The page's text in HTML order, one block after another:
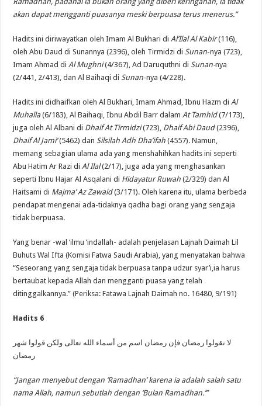
akan dapat mengganti puasanya meski berpuasa terus menerus.”
Hadits ini diriwayatkan oleh Imam Al Bukhari diAl’Ilal Al Kabir(116),
oleh Abu Daud di Sunannya (2396), oleh Tirmidzi di Sunan-nya (723),
Imam Ahmad diAl Mughni(4/367), Ad Daruquthni di Sunan-nya
(2/441, 2/413), dan Al Baihaqi di Sunan-nya (4/228).
Hadits ini didhaifkan oleh Al Bukhari, Imam Ahmad, Ibnu Hazm diAl
Muhalla(6/183), Al Baihaqi, Ibnu Abdil Barr dalamAt Tamhid(7/173),
juga oleh Al Albani di Dhaif At Tirmidzi(723), Dhaif Abi Daud(2396),
Dhaif Al Jami’(5462) dan Silsilah Adh Dha’ifah (4557). Namun,
memang sebagian ulama ada yang menshahihkan hadits ini seperti
Abu Hatim Ar Razi diAl Ilal(2/17), juga ada yang menghasankan
seperti Ibnu Hajar Al Asqalani di Hidayatur Ruwah (2/329) dan Al
Haitsami di Majma’ Az Zawaid(3/171). Oleh karena itu, ulama berbeda
pendapat mengenai ada-tidaknya qadha bagi orang yang sengaja
tidak berpuasa.
Yang benar -wal ‘ilmu ‘indallah- adalah penjelasan Lajnah Daimah Lil
Buhuts Wal Ifta (Komisi Fatwa Saudi Arabia), yang menyatakan bahwa
“Seseorang yang sengaja tidak berpuasa tanpa udzur syar’i,ia harus
bertaubat kepada Allah dan mengganti puasa yang telah
ditinggalkannya.” (Periksa: Fatawa Lajnah Daimah no. 16480, 9/191)
Hadits 6
لا تقولوا رمضان فإن رمضان اسم من أسماء الله تعالى ولكن قولوا شهر
رمضان
“Jangan menyebut dengan ‘Ramadhan’ karena ia adalah salah satu
nama Allah, namun sebutlah dengan ‘Bulan Ramadhan.’”